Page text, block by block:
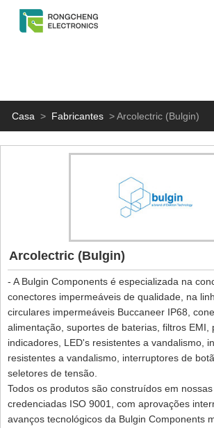
Casa > Fabricantes >Arcolectric (Bulgin)
Arcolectric (Bulgin)
- A Bulgin Components é especializada na
conectores impermeáveis ​​de qualidade, na
circulares impermeáveis ​​Buccaneer IP68,
alimentação, suportes de baterias, filtros EMI,
indicadores, LED's resistentes a vandalismo,
resistentes a vandalismo, interruptores de
seletores de tensão.
Todos os produtos são construídos em
credenciadas ISO 9001, com aprovações
avanços tecnológicos da Bulgin Components